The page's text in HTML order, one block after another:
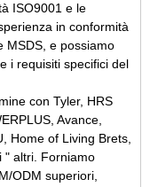
ISO9001 e le
in conformità
MSDS, e possiamo
i requisiti specifici del
con Tyler, HRS
Avance,
Home of Living Brets,
" altri. Forniamo
ODM superiori,